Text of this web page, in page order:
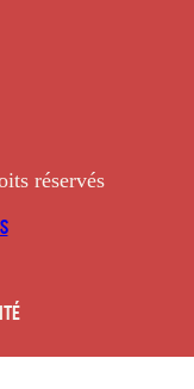
réservés